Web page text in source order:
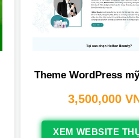
Theme WordPress
3,500,000
XEM WEBSITE